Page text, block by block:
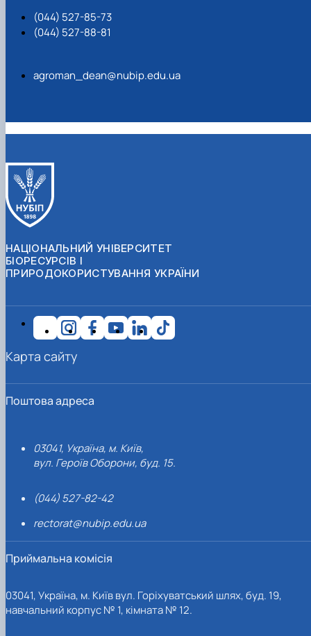
(044) 527-85-73
(044) 527-88-81
agroman_dean@nubip.edu.ua
НАЦІОНАЛЬНИЙ УНІВЕРСИТЕТ
БІОРЕСУРСІВ І
ПРИРОДОКОРИСТУВАННЯ УКРАЇНИ
Поштова адреса
03041, Україна, м. Київ,
вул. Героїв Оборони, буд. 15.
(044) 527-82-42
rectorat@nubip.edu.ua
Приймальна комісія
03041, Україна, м. Київ вул. Горіхуватський шлях, буд. 19,
навчальний корпус № 1, кімната № 12.
Карта сайту